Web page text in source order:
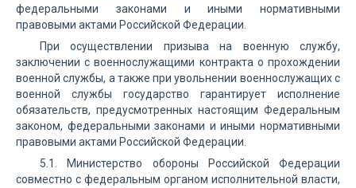
федеральными законами и иными нормативными
правовыми актами Российской Федерации.
При осуществлении призыва на военную службу,
заключении с военнослужащими контракта о прохождении
военной службы, а также при увольнении военнослужащих с
военной службы государство гарантирует исполнение
обязательств, предусмотренных настоящим Федеральным
законом, федеральными законами и иными нормативными
правовыми актами Российской Федерации.
5.1. Министерство обороны Российской Федерации
совместно с федеральным органом исполнительной власти,